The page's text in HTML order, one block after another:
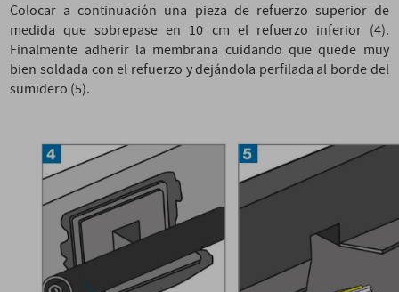
Colocar a continuación una pieza de refuerzo superior de
medida que sobrepase en 10 cm el refuerzo inferior (4).
Finalmente adherir la membrana cuidando que quede muy
bien soldada con el refuerzo y dejándola perfilada al borde del
sumidero (5).